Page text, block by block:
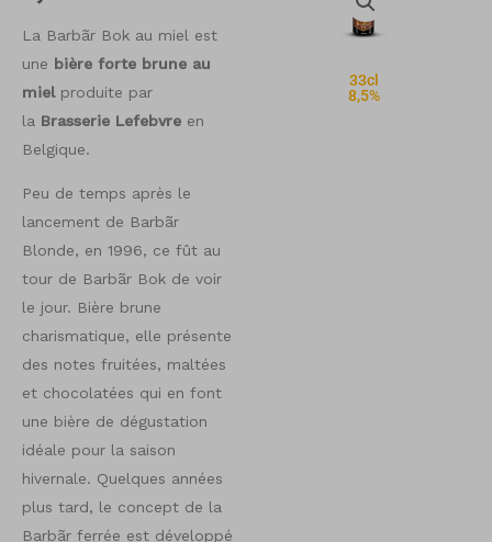
La Barbãr Bok au miel est
une bière forte brune au
mielproduite par
la Brasserie Lefebvre en
Belgique.
Peu de temps après le
lancement de Barbãr
Blonde, en 1996, ce fût au
tour de Barbãr Bok de voir
le jour. Bière brune
charismatique, elle présente
des notes fruitées, maltées
et chocolatées qui en font
une bière de dégustation
idéale pour la saison
hivernale. Quelques années
plus tard, le concept de la
Barbãr ferrée est développé
33cl
8,5%